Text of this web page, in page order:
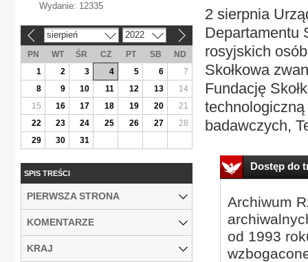
2 sierpnia
Departamentu
rosyjskich
Skołkowa
Fundację
badawczych,
Dostęp do
Archiwum
od 1993
Wydanie: 12335
sierpień 2022
PN WT ŚR CZ PT SB
ND
1
2 3 4 5 6
7
8
9 10 11 12 13
14
15
16 17 18 19 20
21
22
23 24 25 26 27
28
29
30 31
SPIS TREŚCI
PIERWSZA STRONA
KOMENTARZE
KRAJ